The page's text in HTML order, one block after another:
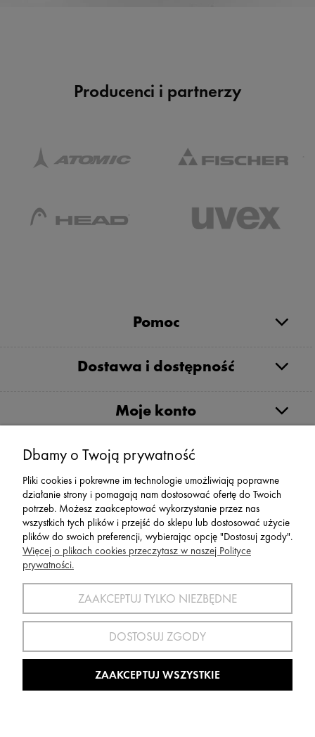
Producenci i partnerzy
Pomoc
Dostawa i dostępność
Moje konto
Serwis
Zwroty,Reklamacje Wymiany
SPORT 2002 ||
dolnośląskie, NIP: 611-24-66-379 || E-
sport2002@onet.eutel:(75) 777 76 36
Wszelkie Prawa Zastrzeżone © 2022 Sport2002.pl
Wdrożenie:Agencja InteraktywnaDesignOrka|Sklep Shoper.pl
Dbamy o Twoją prywatność
Pliki cookies i pokrewne im technologie umożliwiają poprawne
działanie strony i pomagają nam dostosować ofertę do Twoich
potrzeb. Możesz zaakceptować wykorzystanie przez nas
wszystkich tych plików i przejść do sklepu lub dostosować użycie
plików do swoich preferencji, wybierając opcję "Dostosuj zgody".
Więcej o plikach cookies przeczytasz w naszej Polityce
prywatności.
ZAAKCEPTUJ TYLKO NIEZBĘDNE
DOSTOSUJ ZGODY
ZAAKCEPTUJ WSZYSTKIE